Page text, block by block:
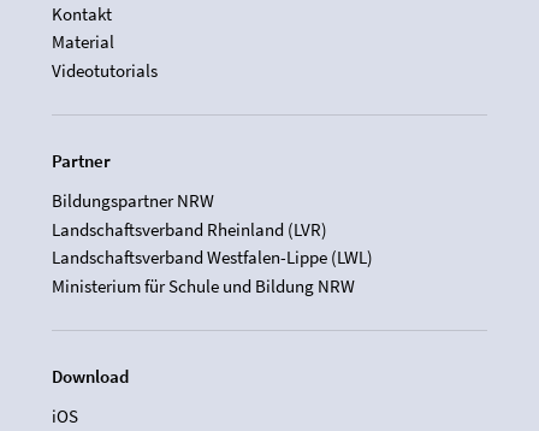
Kontakt
Material
Videotutorials
Partner
Bildungspartner NRW
Landschaftsverband Rheinland (LVR)
Landschaftsverband Westfalen-Lippe (LWL)
Ministerium für Schule und Bildung NRW
Download
iOS